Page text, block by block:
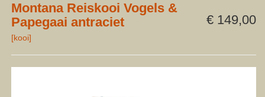
€ 149,00
Montana Reiskooi Vogels &
Papegaai antraciet
[kooi]